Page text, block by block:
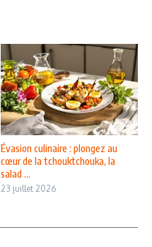
Évasion culinaire : plongez au
cœur de la tchouktchouka, la
salad ...
23 juillet 2026